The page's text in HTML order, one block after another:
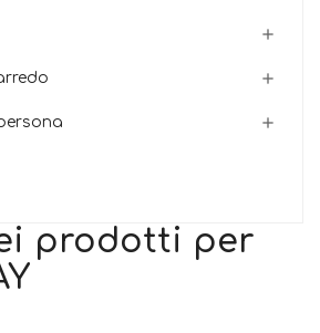



prodotti per